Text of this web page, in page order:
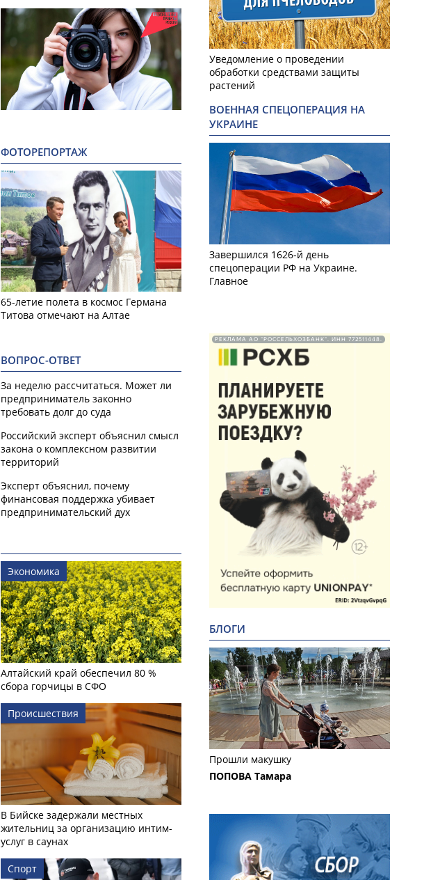
ФОТОРЕПОРТАЖ
65-летие полета в космос Германа
Титова отмечают на Алтае
ВОПРОС-ОТВЕТ
За неделю рассчитаться. Может ли
предприниматель законно
требовать долг до суда
Российский эксперт объяснил смысл
закона о комплексном развитии
территорий
Эксперт объяснил, почему
финансовая поддержка убивает
предпринимательский дух
Экономика
Алтайский край обеспечил 80 %
сбора горчицы в СФО
Происшествия
В Бийске задержали местных
жительниц за организацию интим-
услуг в саунах
Спорт
Уведомление о проведении
обработки средствами защиты
растений
ВОЕННАЯ СПЕЦОПЕРАЦИЯ НА
УКРАИНЕ
Завершился 1626-й день
спецоперации РФ на Украине.
Главное
РЕКЛАМА АО "РОССЕЛЬХОЗБАНК". ИНН 772511448.
БЛОГИ
Прошли макушку
ПОПОВА Тамара